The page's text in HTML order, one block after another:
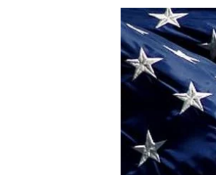
Tego sondażu premier nie